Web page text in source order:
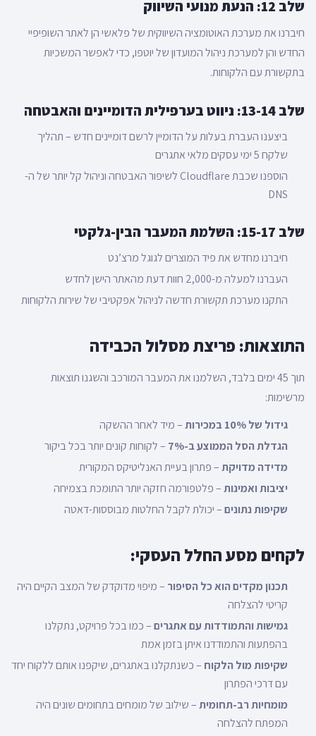
שלב 12: הנעת מנועי השיווק
חיברנו את מערכת האוטומציה השיווקית של פלאשי הן לאתר השופיפיי
החדש והן למערכת ניהול המועדון של יוטפו, כדי לאפשר המשכיות
בתקשורת עם הלקוחות.
שלב 13-14: ניווט בערפילית הדומיינים והאבטחה
ביצענו העברת בעלות על הדומיין לרשם דומיינים חדש – תהליך
שלקח 5 ימי עסקים מלאי אתגרים
הוספנו שכבת Cloudflare לשיפור האבטחה וניהול קל יותר של ה-
DNS
שלב 15-17: השלמת המעבר הבין-גלקטי
חיברנו מחדש את פיד המוצרים לגוגל מרצ’נט
העברנו למעלה מ-2,000 חוות דעת מהאתר הישן לחדש
התקנו מערכת תקשורת חדשה לניהול אפקטיבי של שירות הלקוחות
התוצאות: פריצת מסלול הכבידה
תוך 45 ימים בלבד, השלמנו את המעבר המורכב והשגנו תוצאות
מרשימות:
גידול של 10% במכירות
– מיד לאחר ההשקה
הגדלת הסל הממוצע ב-7%
– לקוחות קונים יותר בכל ביקור
מדידה מדויקת– פתרון בעיית האנליטיקס המקורית
יציבות ואמינות– פלטפורמה חזקה יותר התומכת בצמיחה
שקיפות נתונים– יכולת לקבל החלטות מבוססות-דאטה
לקחים מסע החלל העסקי:
תכנון מקדים הוא כל הסיפור – מיפוי מדוקדק של המצב הקיים היה
קריטי להצלחה
גמישות והתמודדות עם אתגרים– כמו בכל פרויקט, נתקלנו
בהפתעות והתמודדנו איתן בזמן אמת
שקיפות מול הלקוח – כשנתקלנו באתגרים, שיקפנו אותם ללקוח יחד
עם דרכי הפתרון
מומחיות רב-תחומית– שילוב של מומחים בתחומים שונים היה
המפתח להצלחה